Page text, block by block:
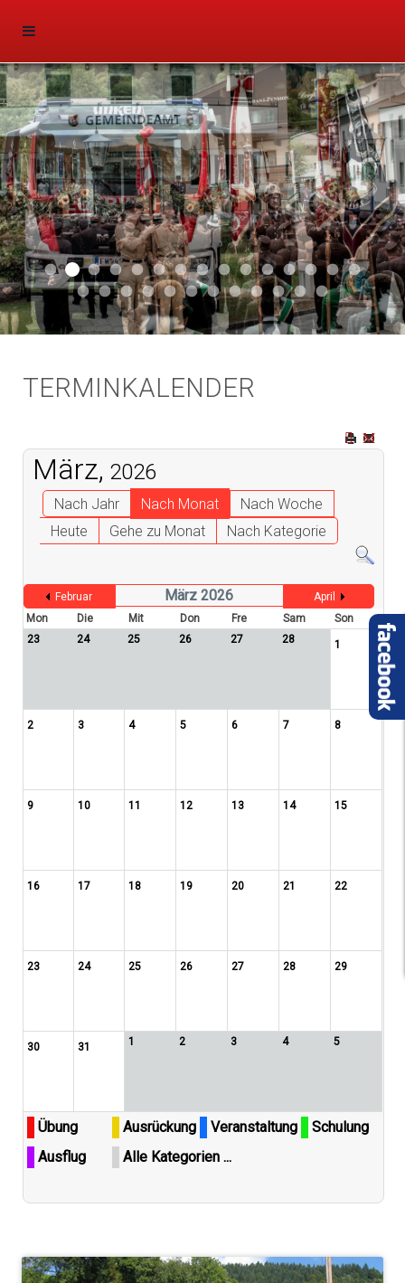
Aktuell 046
Aktuell 047
Start 011Aktuell 044
Aktuell 043
Aktuell 041
Aktuell 042
Aktuell 035
Aktuell 031
Aktuell 032
Aktuell 033
Aktuell 029
Aktuell 027
Aktuell 026
Start
Aktuell 024
Aktuell 019
Auto 010Start 010Start 002
Auto 002
Auto 009Auto 006Start 008Start 005Start 003Start 006
TERMINKALENDER
März, 2026
Nach Jahr Nach Monat
Nach Woche
Heute
Gehe zu Monat Nach Kategorie
Februar März 2026
April
Mon
Die Mit Don Fre Sam
Son
23
24 25 26 27 28 1
2 3 4 5 6 7 8
9 10 11 12 13 14 15
16 17 18 19 20 21 22
23 24 25 26 27 28 29
30 31 1 2 3 4 5
Übung Ausrückung Veranstaltung
Schulung
Ausflug
Alle Kategorien ...